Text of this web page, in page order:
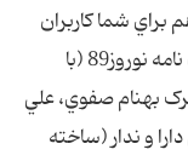
شما کاربران
عزيز آخرين يادگاري ها را تقديم مي دارد. ويژه نامه نوروز89 (با
بهنام صفوي، علي
و ندار (ساخته